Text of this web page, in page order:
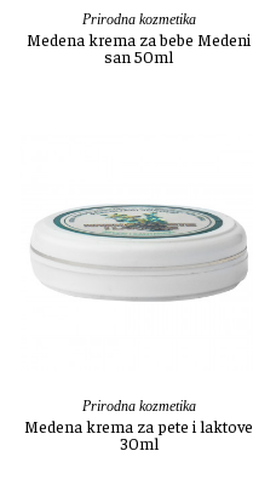
Prirodna kozmetika
Medena krema za bebe Medeni
san 50ml
Prirodna kozmetika
Medena krema za pete i laktove
30ml